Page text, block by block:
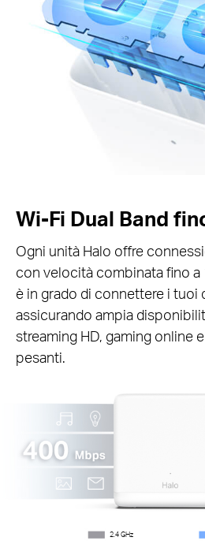
Wi-Fi Dual Band
Ogni unità Halo offre
con velocità combinata fino a
è in grado di connettere i tuoi
assicurando ampia
streaming HD, gaming online
pesanti.
2.4 GHz